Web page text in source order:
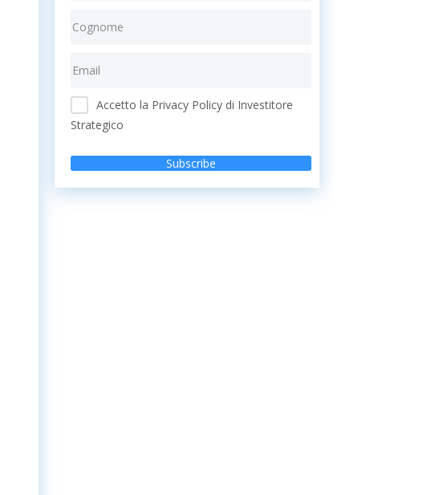
Accetto la Privacy Policy di Investitore
Strategico
Subscribe